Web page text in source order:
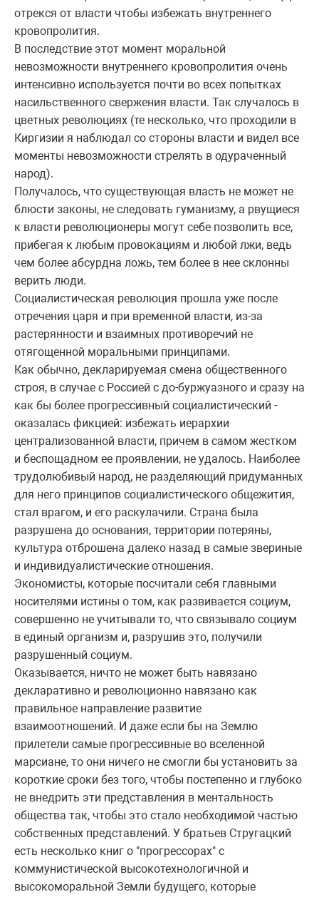
отрекся от власти чтобы избежать внутреннего
кровопролития.
В последствие этот момент моральной
невозможности внутреннего кровопролития очень
интенсивно используется почти во всех попытках
насильственного свержения власти. Так случалось в
цветных революциях (те несколько, что проходили в
Киргизии я наблюдал со стороны власти и видел все
моменты невозможности стрелять в одураченный
народ).
Получалось, что существующая власть не может не
блюсти законы, не следовать гуманизму, а рвущиеся
к власти революционеры могут себе позволить все,
прибегая к любым провокациям и любой лжи, ведь
чем более абсурдна ложь, тем более в нее склонны
верить люди.
Социалистическая революция прошла уже после
отречения царя и при временной власти, из-за
растерянности и взаимных противоречий не
отягощенной моральными принципами.
Как обычно, декларируемая смена общественного
строя, в случае с Россией с до-буржуазного и сразу на
как бы более прогрессивный социалистический -
оказалась фикцией: избежать иерархии
централизованной власти, причем в самом жестком
и беспощадном ее проявлении, не удалось. Наиболее
трудолюбивый народ, не разделяющий придуманных
для него принципов социалистического общежития,
стал врагом, и его раскулачили. Страна была
разрушена до основания, территории потеряны,
культура отброшена далеко назад в самые звериные
и индивидуалистические отношения.
Экономисты, которые посчитали себя главными
носителями истины о том, как развивается социум,
совершенно не учитывали то, что связывало социум
в единый организм и, разрушив это, получили
разрушенный социум.
Оказывается, ничто не может быть навязано
декларативно и революционно навязано как
правильное направление развитие
взаимоотношений. И даже если бы на Землю
прилетели самые прогрессивные во вселенной
марсиане, то они ничего не смогли бы установить за
короткие сроки без того, чтобы постепенно и глубоко
не внедрить эти представления в ментальность
общества так, чтобы это стало необходимой частью
собственных представлений. У братьев Стругацкий
есть несколько книг о "прогрессорах" с
коммунистической высокотехнологичной и
высокоморальной Земли будущего, которые